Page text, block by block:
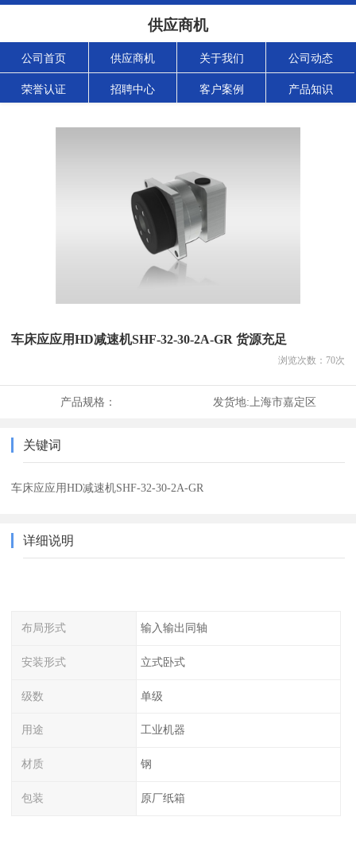
供应商机
公司首页 供应商机 关于我们 公司动态
荣誉认证 招聘中心 客户案例 产品知识
车床应应用HD减速机SHF-32-30-2A-GR 货源充足
浏览次数： 70次
产品规格： 发货地: 上海市嘉定区
关键词
车床应应用HD减速机SHF-32-30-2A-GR
详细说明
布局形式 输入输出同轴
安装形式 立式卧式
级数 单级
用途 工业机器
材质 钢
包装 原厂纸箱